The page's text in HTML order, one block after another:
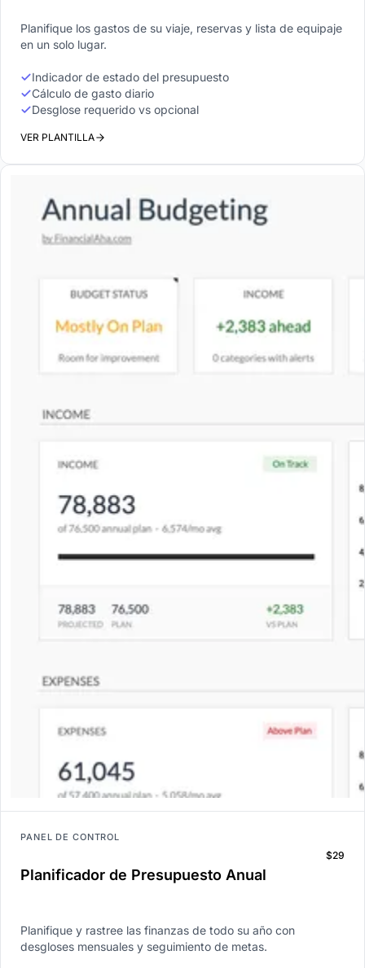
Planifique los gastos de su viaje, reservas y lista de equipaje
en un solo lugar.
Indicador de estado del presupuesto
Cálculo de gasto diario
Desglose requerido vs opcional
VER PLANTILLA
PANEL DE CONTROL
Planificador de Presupuesto Anual
$29
Planifique y rastree las finanzas de todo su año con
desgloses mensuales y seguimiento de metas.